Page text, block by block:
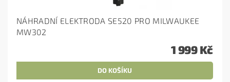
NÁHRADNÍ ELEKTRODA SE520 PRO MILWAUKEE
MW302
1 999 Kč